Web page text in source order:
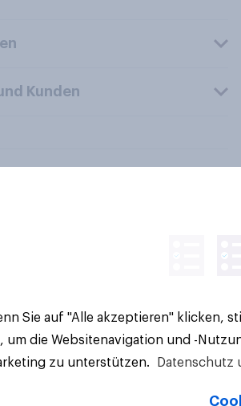
Kunden
PLC. Alle Rechte vorbehalten.
Sie auf "Alle akzeptieren" klicken,
um die Websitenavigation und -
zu unterstützen.
Datenschutz